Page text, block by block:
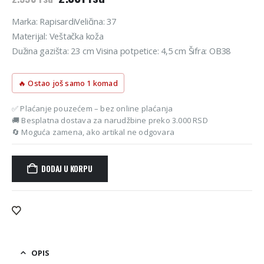
cena
je
bila:
2.590 rsd.
cena
je:
Marka: RapisardiVeličina: 37
Materijal: Veštačka koža
Dužina gazišta: 23 cm Visina potpetice: 4,5 cm Šifra: OB38
🔥 Ostao još samo 1 komad
✅ Plaćanje pouzećem – bez online plaćanja
🚚 Besplatna dostava za narudžbine preko 3.000 RSD
🔄 Moguća zamena, ako artikal ne odgovara
DODAJ U KORPU
Alternative:
OPIS